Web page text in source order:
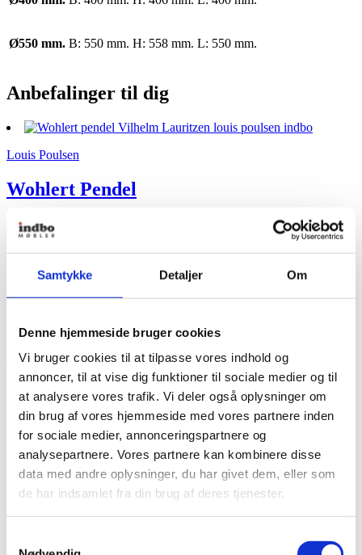
Samtykke Detaljer Om
Denne hjemmeside bruger cookies
Vi bruger cookies til at tilpasse vores indhold og
annoncer, til at vise dig funktioner til sociale medier og til
at analysere vores trafik. Vi deler også oplysninger om
din brug af vores hjemmeside med vores partnere inden
for sociale medier, annonceringspartnere og
analysepartnere. Vores partnere kan kombinere disse
data med andre oplysninger, du har givet dem, eller som
de har indsamlet fra din brug af deres tjenester.
Ø550 mm. B: 550 mm. H: 558 mm. L: 550 mm.
Anbefalinger til dig
Louis Poulsen
Wohlert Pendel
Fra5.095,00
+ Flere varianter
Wohlert Pendel
vare
har
varianter.
Mulighederne
kan
vælges
på
varesiden
Indbo Pris